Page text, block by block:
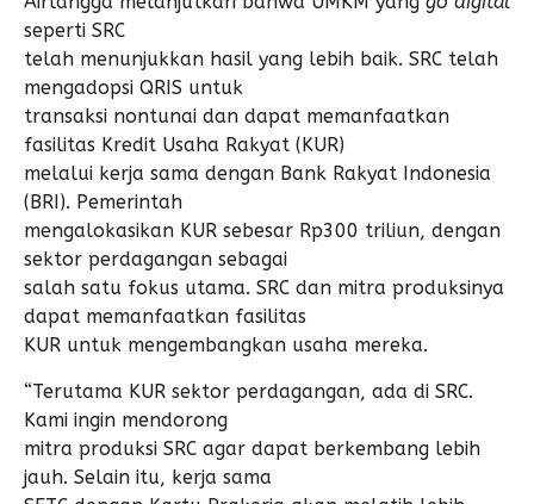
seperti SRC
telah menunjukkan hasil yang lebih baik. SRC telah
mengadopsi QRIS untuk
transaksi nontunai dan dapat memanfaatkan
fasilitas Kredit Usaha Rakyat (KUR)
melalui kerja sama dengan Bank Rakyat Indonesia
(BRI). Pemerintah
mengalokasikan KUR sebesar Rp300 triliun, dengan
sektor perdagangan sebagai
salah satu fokus utama. SRC dan mitra produksinya
dapat memanfaatkan fasilitas
KUR untuk mengembangkan usaha mereka.
“Terutama KUR sektor perdagangan, ada di SRC.
Kami ingin mendorong
mitra produksi SRC agar dapat berkembang lebih
jauh. Selain itu, kerja sama